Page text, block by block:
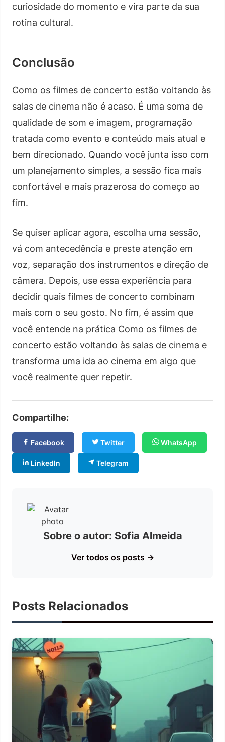
curiosidade do momento e vira parte da sua
rotina cultural.
Conclusão
Como os filmes de concerto estão voltando às
salas de cinema não é acaso. É uma soma de
qualidade de som e imagem, programação
tratada como evento e conteúdo mais atual e
bem direcionado. Quando você junta isso com
um planejamento simples, a sessão fica mais
confortável e mais prazerosa do começo ao
fim.
Se quiser aplicar agora, escolha uma sessão,
vá com antecedência e preste atenção em
voz, separação dos instrumentos e direção de
câmera. Depois, use essa experiência para
decidir quais filmes de concerto combinam
mais com o seu gosto. No fim, é assim que
você entende na prática Como os filmes de
concerto estão voltando às salas de cinema e
transforma uma ida ao cinema em algo que
você realmente quer repetir.
Compartilhe:
Facebook Twitter WhatsApp
LinkedIn Telegram
Sobre o autor: Sofia Almeida
Ver todos os posts →
Posts Relacionados